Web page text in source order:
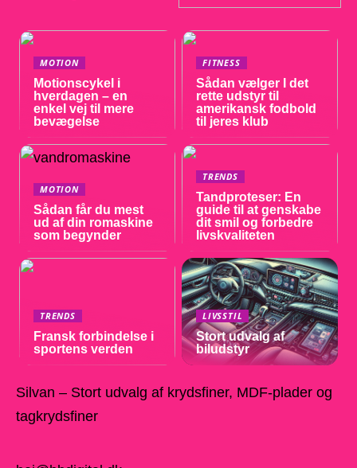
MOTION
Motionscykel i
hverdagen – en
enkel vej til mere
bevægelse
FITNESS
Sådan vælger I det
rette udstyr til
amerikansk fodbold
til jeres klub
MOTION
Sådan får du mest
ud af din romaskine
som begynder
TRENDS
Tandproteser: En
guide til at genskabe
dit smil og forbedre
livskvaliteten
TRENDS
Fransk forbindelse i
sportens verden
LIVSSTIL
Stort udvalg af
biludstyr
Silvan – Stort udvalg af krydsfiner, MDF-plader og
tagkrydsfiner